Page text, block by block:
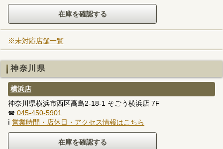
※未対応店舗一覧
神奈川県
横浜店
神奈川県横浜市西区高島2-18-1 そごう横浜店 7F
☎ 045-450-5901
ℹ 営業時間・店休日・アクセス情報はこちら